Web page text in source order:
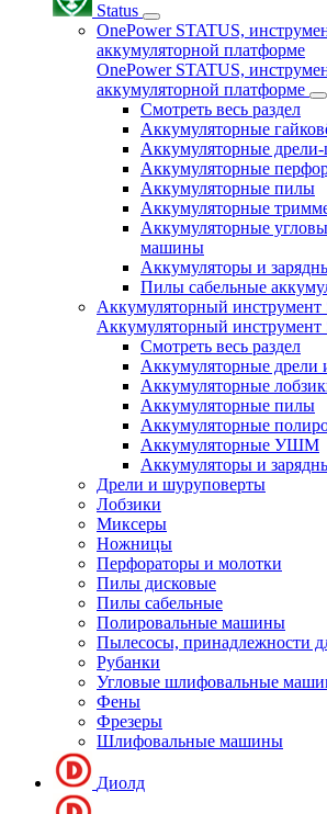
Status
OnePower STATUS,
аккумуляторной платформе
OnePower STATUS,
аккумуляторной платформе
Смотреть весь раздел
Аккумуляторные
Аккумуляторные
Аккумуляторные
Аккумуляторные пилы
Аккумуляторные
Аккумуляторные
машины
Аккумуляторы и
Пилы сабельные
Аккумуляторный инструмент
Аккумуляторный инструмент
Смотреть весь раздел
Аккумуляторные дрели
Аккумуляторные
Аккумуляторные пилы
Аккумуляторные
Аккумуляторные УШМ
Аккумуляторы и
Дрели и шуруповерты
Лобзики
Миксеры
Ножницы
Перфораторы и молотки
Пилы дисковые
Пилы сабельные
Полировальные машины
Пылесосы, принадлежности
Рубанки
Угловые шлифовальные
Фены
Фрезеры
Шлифовальные машины
Диолд